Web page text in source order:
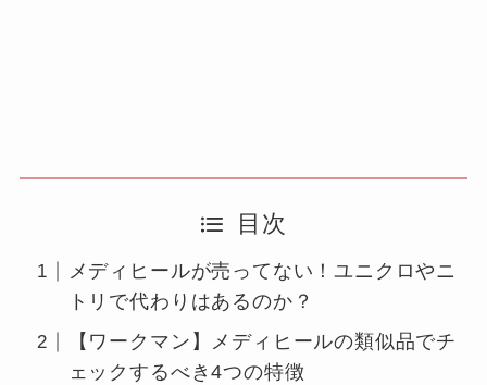
目次
メディヒールが売ってない！ユニクロやニ
トリで代わりはあるのか？
【ワークマン】メディヒールの類似品でチ
ェックするべき4つの特徴